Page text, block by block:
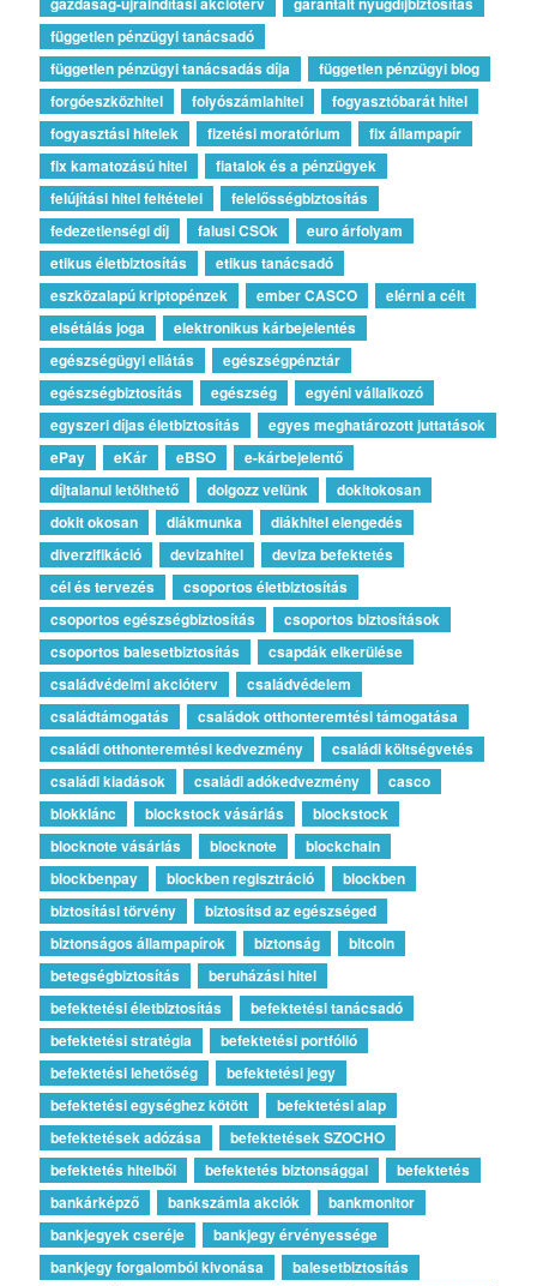
független pénzügyi tanácsadó
független pénzügyi tanácsadás díja
független pénzügyi blog
forgóeszközhitel
folyószámlahitel
fogyasztóbarát hitel
fogyasztási hitelek
fizetési moratórium
fix állampapír
fix kamatozású hitel
fiatalok és a pénzügyek
felújítási hitel feltételei
felelősségbiztosítás
fedezetlenségi díj
falusi CSOk
euro árfolyam
etikus életbiztosítás
etikus tanácsadó
eszközalapú kriptopénzek
ember CASCO
elérni a célt
elsétálás joga
elektronikus kárbejelentés
egészségügyi ellátás
egészségpénztár
egészségbiztosítás
egészség
egyéni vállalkozó
egyszeri díjas életbiztosítás
egyes meghatározott juttatások
ePay
eKár eBSO
e-kárbejelentő
díjtalanul letölthető
dolgozz velünk
dokitokosan
dokit okosan
diákmunka
diákhitel elengedés
diverzifikáció
devizahitel
deviza befektetés
cél és tervezés
csoportos életbiztosítás
csoportos egészségbiztosítás
csoportos biztosítások
csoportos balesetbiztosítás
csapdák elkerülése
családvédelmi akcióterv
családvédelem
családtámogatás
családok otthonteremtési támogatása
családi otthonteremtési kedvezmény
családi költségvetés
családi kiadások
családi adókedvezmény
casco
blokklánc
blockstock vásárlás
blockstock
blocknote vásárlás
blocknote
blockchain
blockbenpay
blockben regisztráció
blockben
biztosítási törvény
biztosítsd az egészséged
biztonságos állampapírok
biztonság
bitcoin
betegségbiztosítás
beruházási hitel
befektetési életbiztosítás
befektetési tanácsadó
befektetési stratégia
befektetési portfólió
befektetési lehetőség
befektetési jegy
befektetési egységhez kötött
befektetési alap
befektetések adózása
befektetések SZOCHO
befektetés hitelből
befektetés biztonsággal
befektetés
bankárképző
bankszámla akciók
bankmonitor
bankjegyek cseréje
bankjegy érvényessége
bankjegy forgalomból kivonása
balesetbiztosítás